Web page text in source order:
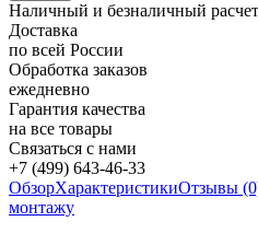
Наличный и безналичный расчет
Доставка
по всей России
Обработка заказов
ежедневно
Гарантия качества
на все товары
Связаться с нами
+7 (499) 643-46-33
ОбзорХарактеристикиОтзывы
монтажу